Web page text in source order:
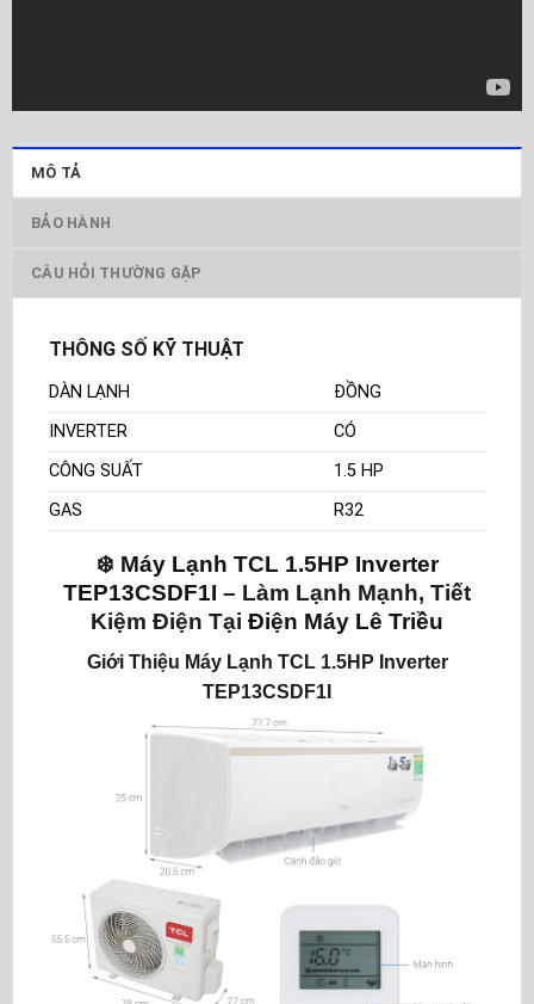
MÔ TẢ
BẢO HÀNH
CÂU HỎI THƯỜNG GẶP
THÔNG SỐ KỸ THUẬT
DÀN LẠNH
ĐỒNG
INVERTER
CÓ
CÔNG SUẤT
1.5 HP
GAS
R32
❄️ Máy Lạnh TCL 1.5HP Inverter
TEP13CSDF1I – Làm Lạnh Mạnh, Tiết
Kiệm Điện Tại Điện Máy Lê Triều
Giới Thiệu Máy Lạnh TCL 1.5HP Inverter
TEP13CSDF1I